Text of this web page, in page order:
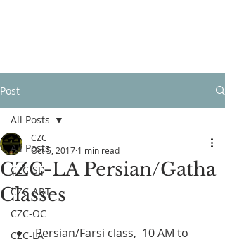
Post
All Posts
CZC-SD
CZC-ART
CZC-OC
CZC-LA
All Posts
CZC-LA Persian/Gatha
Classes
CZC
Oct 5, 2017 1 min read
Persian/Farsi class,  10 AM to